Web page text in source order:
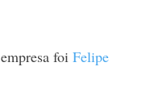
foi Felipe